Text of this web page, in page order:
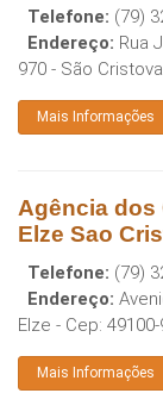
Telefone: (79)
Endereço: Rua
970 - São
Mais Informações
Agência dos
Elze Sao
Telefone: (79)
Endereço:
Elze - Cep: 49100-
Mais Informações